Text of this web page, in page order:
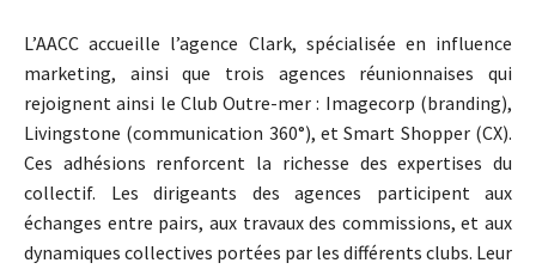
L’AACC accueille l’agence Clark, spécialisée en influence
marketing, ainsi que trois agences réunionnaises qui
rejoignent ainsi le Club Outre-mer : Imagecorp (branding),
Livingstone (communication 360°), et Smart Shopper (CX).
Ces adhésions renforcent la richesse des expertises du
collectif. Les dirigeants des agences participent aux
échanges entre pairs, aux travaux des commissions, et aux
dynamiques collectives portées par les différents clubs. Leur